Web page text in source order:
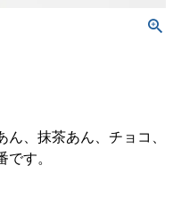
、抹茶あん、チョコ、
す。